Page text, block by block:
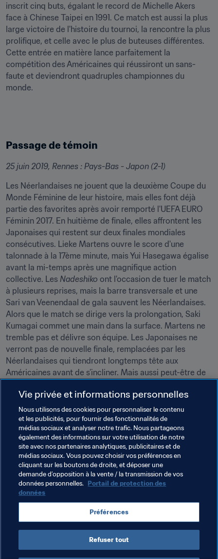
inscrit cinq buts, égalant le record de Michelle Akers
face à Chinese Taipei en 1991. Ce match est aussi la plus
large victoire de l'histoire du tournoi, la rencontre la plus
prolifique, et celle avec le plus de buteuses différentes.
Cette entrée en matière lance parfaitement la
compétition des Américaines qui réussiront un sans-
faute et deviendront quadruples championnes du
monde.
Passage de témoin
25 juin 2019, Rennes : Pays-Bas - Japon (2-1)
Les Néerlandaises ne jouent que la deuxième Coupe du
Monde Féminine de leur histoire, mais elles font déjà
partie des favorites après avoir remporté l'UEFA EURO
Féminin 2017. En huitième de finale, elles affrontent les
Japonaises qui restent sur deux finales mondiales
consécutives. Lieke Martens ouvre le score d'une
talonnade à la 17ème minute, mais Yui Hasegawa égalise
avant la mi-temps après une magnifique action
collective. Les Nadeshiko ont l'occasion de tuer le match
à plusieurs reprises, mais la barre transversale et une
Sari van Veenendaal de gala sauvent les Néerlandaises.
Alors que le match se dirige vers la prolongation, Saki
Kumagai commet une main dans la surface. Martens ne
tremble pas et délivre son équipe. Les Japonaises ne
verront pas de nouvelle finale, remplacées par les
Néerlandaises qui tiendront longtemps tête aux
Américaines avant de s’incliner. Mais aussi peut-être de
Thèmes en lien
Coupe du Monde de la FIFA, Qatar 2022
Compétitions FIFA Ghana Spain Japan
Brazil Germany Cameroon USA France
Belgium Netherlands
Vie privée et informations personnelles
Nous utilisons des cookies pour personnaliser le contenu
et les publicités, pour fournir des fonctionnalités de
médias sociaux et analyser notre trafic. Nous partageons
également des informations sur votre utilisation de notre
site avec nos partenaires analytiques, publicitaires et de
médias sociaux. Vous pouvez choisir vos préférences en
cliquant sur les boutons de droite, et déposer une
demande d’opposition à la vente / la transmission de vos
données personnelles. Portail de protection des
données
Préférences
Refuser tout